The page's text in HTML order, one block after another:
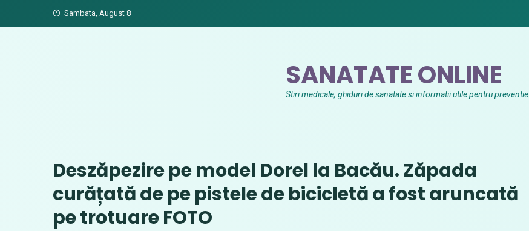
Sambata, August 8
SANATATE ONLINE
Stiri medicale, ghiduri de sanatate si informatii utile pentru preventie
Deszăpezire pe model Dorel la Bacău. Zăpada
curățată de pe pistele de bicicletă a fost aruncată
pe trotuare FOTO